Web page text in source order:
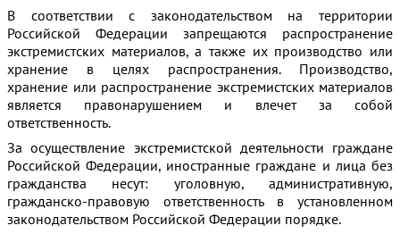
В соответствии с законодательством на территории
Российской Федерации запрещаются распространение
экстремистских материалов, а также их производство или
хранение в целях распространения. Производство,
хранение или распространение экстремистских материалов
является правонарушением и влечет за собой
ответственность.
За осуществление экстремистской деятельности граждане
Российской Федерации, иностранные граждане и лица без
гражданства несут: уголовную, административную,
гражданско-правовую ответственность в установленном
законодательством Российской Федерации порядке.